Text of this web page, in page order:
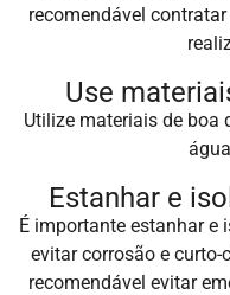
recomendável
Use
Utilize materiais de boa
Estanhar e
É importante estanhar e
evitar corrosão e
recomendável evitar